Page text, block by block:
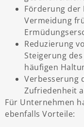
Förderung der
Vermeidung
Reduzierung
Steigerung
häufigen
Verbesserung
Zufriedenheit
Für Unternehmen
ebenfalls Vorteile: